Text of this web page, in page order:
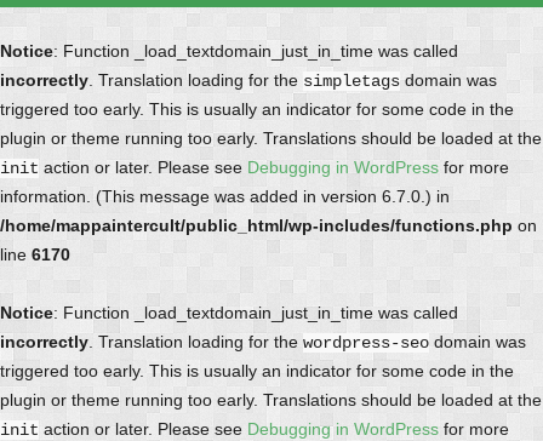
Notice: Function _load_textdomain_just_in_time was called
incorrectly . Translation loading for the simpletags domain was
triggered too early. This is usually an indicator for some code in the
plugin or theme running too early. Translations should be loaded at the
init action or later. Please see Debugging in WordPress for more
information. (This message was added in version 6.7.0.) in
/home/mappaintercult/public_html/wp-includes/functions.php on
line 6170
Notice: Function _load_textdomain_just_in_time was called
incorrectly . Translation loading for the wordpress-seo domain was
triggered too early. This is usually an indicator for some code in the
plugin or theme running too early. Translations should be loaded at the
init action or later. Please see Debugging in WordPress for more